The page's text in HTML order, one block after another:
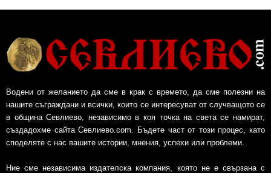
Водени от желанието да сме в крак с времето, да сме полезни на
нашите съграждани и всички, които се интересуват от случващото се
в община Севлиево, независимо в коя точка на света се намират,
създадохме сайта Севлиево.com. Бъдете част от този процес, като
споделяте с нас вашите истории, мнения, успехи или проблеми.
Ние сме независима издателска компания, която не е свързана с